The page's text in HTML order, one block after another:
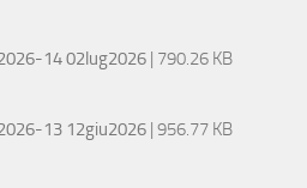
14 02lug2026 | 790.26 KB
13 12giu2026 | 956.77 KB